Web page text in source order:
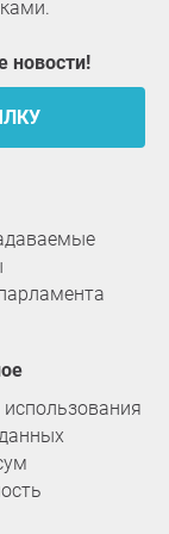
новости!